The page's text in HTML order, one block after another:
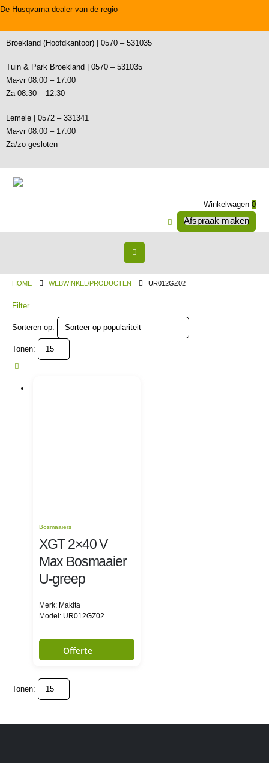
De Husqvarna dealer van de regio
Broekland (Hoofdkantoor) | 0570 – 531035
Tuin & Park Broekland | 0570 – 531035
Ma-vr 08:00 – 17:00
Za 08:30 – 12:30
Lemele | 0572 – 331341
Ma-vr 08:00 – 17:00
Za/zo gesloten
Winkelwagen 0
Afspraak maken
HOME WEBWINKEL/PRODUCTEN UR012GZ02
Filter
Sorteren op:
Tonen:
Bosmaaiers
XGT 2×40 V
Max Bosmaaier
U-greep
Merk: Makita
Model: UR012GZ02
Offerte
Tonen: